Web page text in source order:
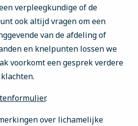
verpleegkundige of de
ook altijd vragen om een
van de afdeling of
en knelpunten lossen we
voorkomt een gesprek verdere
.
over lichamelijke